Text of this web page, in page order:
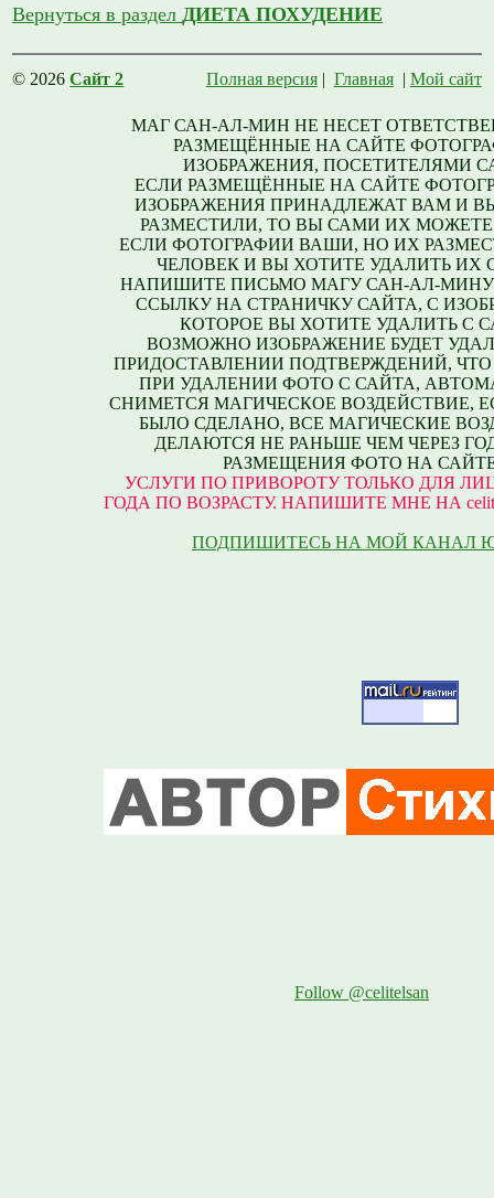
Вернуться в разделДИЕТА ПОХУДЕНИЕ
© 2026Сайт 2 Полная версия| Главная| Мой сайт
МАГ САН-АЛ-МИН НЕ НЕСЕТ
РАЗМЕЩЁННЫЕ НА САЙТЕ
ИЗОБРАЖЕНИЯ, ПОСЕТИТЕЛЯМИ
ЕСЛИ РАЗМЕЩЁННЫЕ НА САЙТЕ
ИЗОБРАЖЕНИЯ ПРИНАДЛЕЖАТ ВАМ И
РАЗМЕСТИЛИ, ТО ВЫ САМИ ИХ МОЖЕТЕ
ЕСЛИ ФОТОГРАФИИ ВАШИ, НО ИХ
ЧЕЛОВЕК И ВЫ ХОТИТЕ УДАЛИТЬ ИХ
НАПИШИТЕ ПИСЬМО МАГУ САН-АЛ-
ССЫЛКУ НА СТРАНИЧКУ САЙТА, С
КОТОРОЕ ВЫ ХОТИТЕ УДАЛИТЬ С
ВОЗМОЖНО ИЗОБРАЖЕНИЕ БУДЕТ
ПРИДОСТАВЛЕНИИ ПОДТВЕРЖДЕНИЙ,
ПРИ УДАЛЕНИИ ФОТО С САЙТА,
СНИМЕТСЯ МАГИЧЕСКОЕ ВОЗДЕЙСТВИЕ,
БЫЛО СДЕЛАНО, ВСЕ МАГИЧЕСКИЕ
ДЕЛАЮТСЯ НЕ РАНЬШЕ ЧЕМ ЧЕРЕЗ
РАЗМЕЩЕНИЯ ФОТО НА
УСЛУГИ ПО ПРИВОРОТУ ТОЛЬКО ДЛЯ
ГОДА ПО ВОЗРАСТУ. НАПИШИТЕ МНЕ НА
ПОДПИШИТЕСЬ НА МОЙ КАНАЛ
Follow @celitelsan